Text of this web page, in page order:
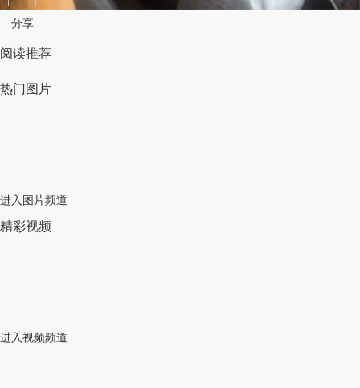
分享
阅读推荐
热门图片
进入图片频道
精彩视频
进入视频频道